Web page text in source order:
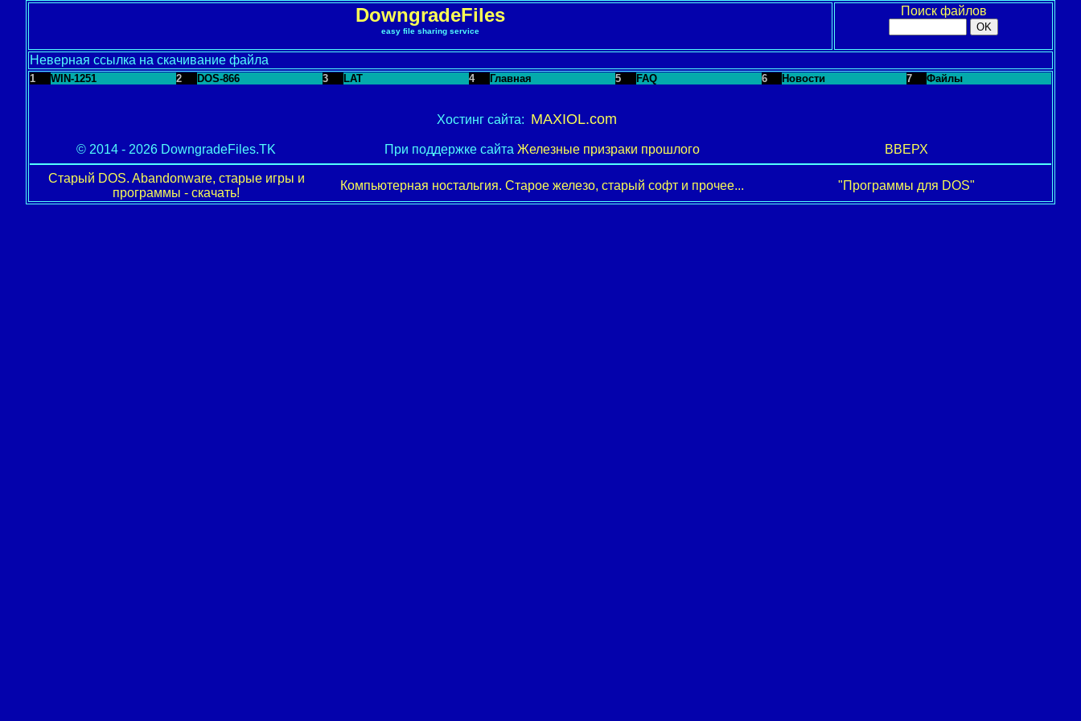
DowngradeFiles
easy file sharing service
Поиск файлов
Неверная ссылка на скачивание файла
1 WIN-1251 2 DOS-866 3 LAT 4 Главная 5 FAQ 6 Новости 7 Файлы
Хостинг сайта: MAXIOL.com
© 2014 - 2026 DowngradeFiles.TK При поддержке сайта Железные призраки прошлого ВВЕРХ
Старый DOS. Abandonware, старые игры и
программы - скачать!
Компьютерная ностальгия. Старое железо, старый софт и прочее... "Программы для DOS"